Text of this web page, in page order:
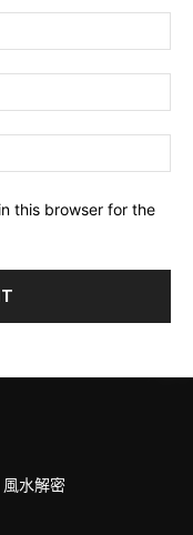
this browser for the
水解密